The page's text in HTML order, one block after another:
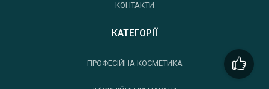
КОНТАКТИ
КАТЕГОРІЇ
ПРОФЕСІЙНА КОСМЕТИКА